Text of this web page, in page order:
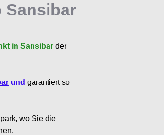
Sansibar
in Sansibar der
und garantiert so
wo Sie die